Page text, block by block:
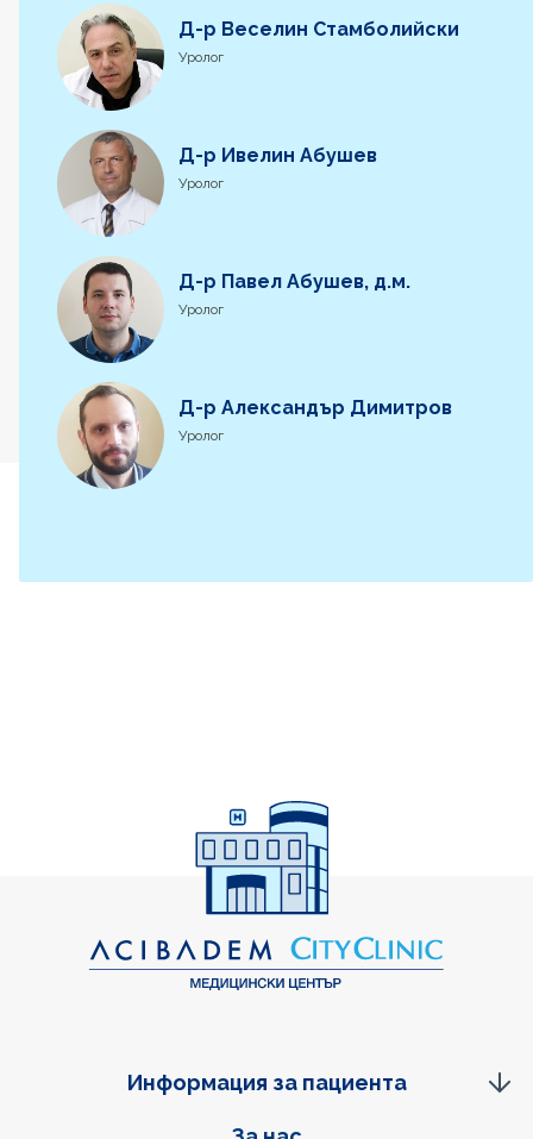
Д-р Веселин Стамболийски
Уролог
Д-р Ивелин Абушев
Уролог
Д-р Павел Абушев, д.м.
Уролог
Д-р Александър Димитров
Уролог
Информация за пациента